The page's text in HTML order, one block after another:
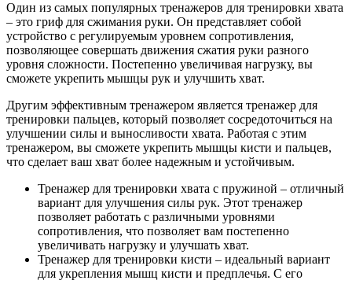
Один из самых популярных тренажеров для тренировки хвата
– это гриф для сжимания руки. Он представляет собой
устройство с регулируемым уровнем сопротивления,
позволяющее совершать движения сжатия руки разного
уровня сложности. Постепенно увеличивая нагрузку, вы
сможете укрепить мышцы рук и улучшить хват.
Другим эффективным тренажером является тренажер для
тренировки пальцев, который позволяет сосредоточиться на
улучшении силы и выносливости хвата. Работая с этим
тренажером, вы сможете укрепить мышцы кисти и пальцев,
что сделает ваш хват более надежным и устойчивым.
Тренажер для тренировки хвата с пружиной – отличный
вариант для улучшения силы рук. Этот тренажер
позволяет работать с различными уровнями
сопротивления, что позволяет вам постепенно
увеличивать нагрузку и улучшать хват.
Тренажер для тренировки кисти – идеальный вариант
для укрепления мышц кисти и предплечья. С его